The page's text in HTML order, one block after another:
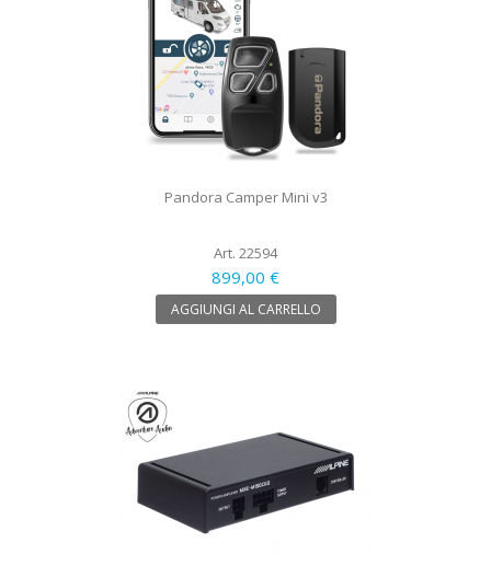
Pandora Camper Mini v3
Art. 22594
899,00 €
AGGIUNGI AL CARRELLO